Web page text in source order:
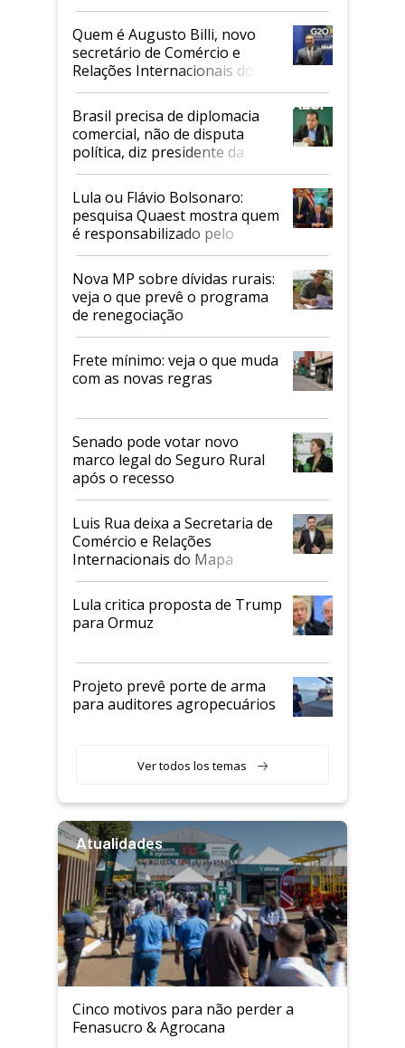
Quem é Augusto Billi, novo
secretário de Comércio e
Relações Internacionais do
Mapa
Brasil precisa de diplomacia
comercial, não de disputa
política, diz presidente da
Faesp
Lula ou Flávio Bolsonaro:
pesquisa Quaest mostra quem
é responsabilizado pelo
tarifaço dos EUA
Nova MP sobre dívidas rurais:
veja o que prevê o programa
de renegociação
Frete mínimo: veja o que muda
com as novas regras
Senado pode votar novo
marco legal do Seguro Rural
após o recesso
Luis Rua deixa a Secretaria de
Comércio e Relações
Internacionais do Mapa
Lula critica proposta de Trump
para Ormuz
Projeto prevê porte de arma
para auditores agropecuários
Ver todos los temas
Atualidades
Cinco motivos para não perder a
Fenasucro & Agrocana